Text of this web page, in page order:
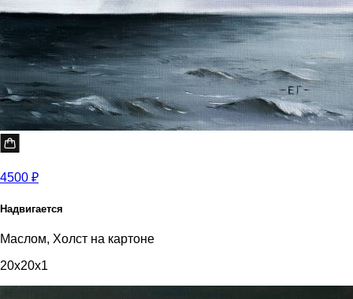
4500 ₽
Надвигается
Маслом, Холст на картоне
20x20x1